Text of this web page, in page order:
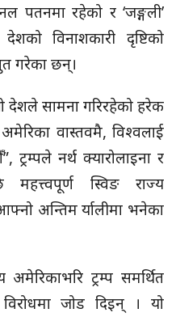
पतनमा रहेको र ‘जङ्गली’
विनाशकारी दृष्टिको
गरेका छन्।
देशले सामना गरिरहेको हरेक
वास्तवमै, विश्वलाई
ट्रम्पले नर्थ क्यारोलाइना र
महत्त्वपूर्ण स्विङ राज्य
अन्तिम र्यालीमा भनेका
ट्रम्प समर्थित
जोड दिइन् । यो